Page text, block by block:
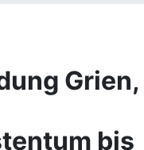
Grien,
bis